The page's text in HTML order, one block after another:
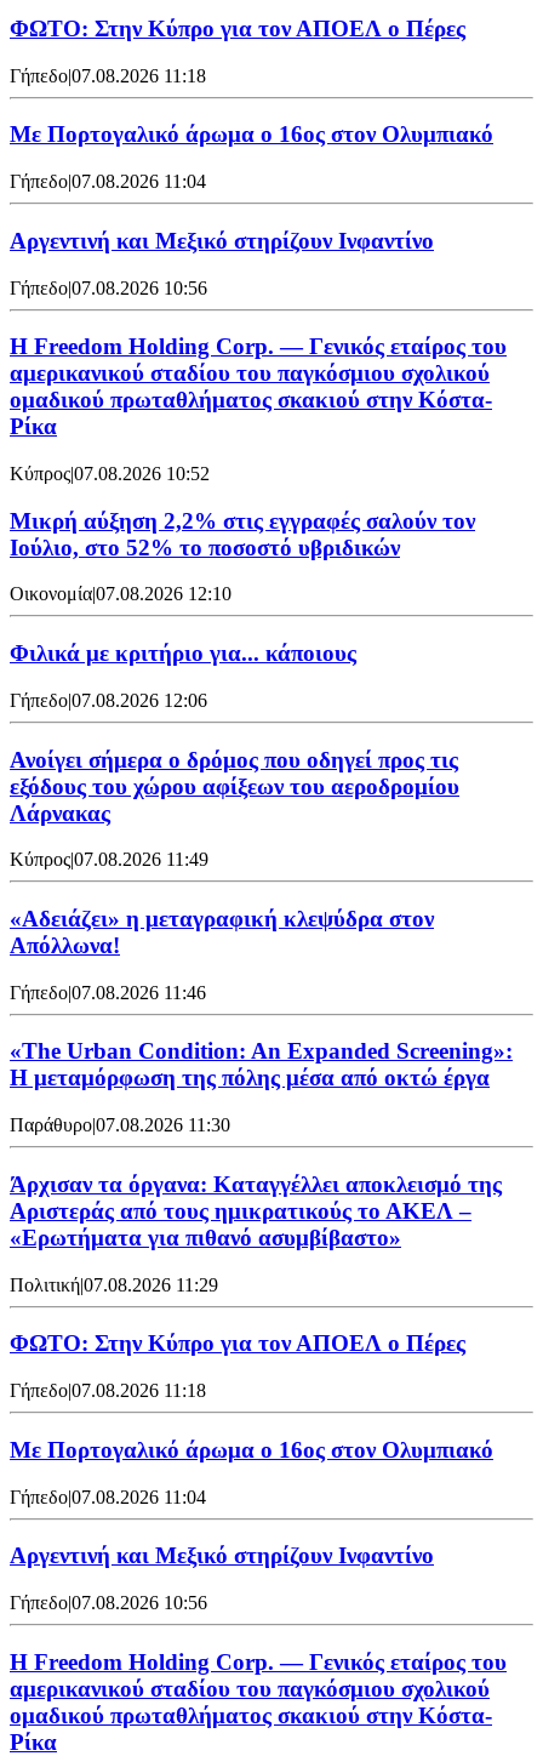
ΦΩΤΟ: Στην Κύπρο για τον ΑΠΟΕΛ ο Πέρες
Γήπεδο|07.08.2026 11:18
Με Πορτογαλικό άρωμα ο 16ος στον Ολυμπιακό
Γήπεδο|07.08.2026 11:04
Αργεντινή και Μεξικό στηρίζουν Ινφαντίνο
Γήπεδο|07.08.2026 10:56
Η Freedom Holding Corp. — Γενικός εταίρος του
αμερικανικού σταδίου του παγκόσμιου σχολικού
ομαδικού πρωταθλήματος σκακιού στην Κόστα-
Ρίκα
Κύπρος|07.08.2026 10:52
Μικρή αύξηση 2,2% στις εγγραφές σαλούν τον
Ιούλιο, στο 52% το ποσοστό υβριδικών
Οικονομία|07.08.2026 12:10
Φιλικά με κριτήριο για... κάποιους
Γήπεδο|07.08.2026 12:06
Ανοίγει σήμερα ο δρόμος που οδηγεί προς τις
εξόδους του χώρου αφίξεων του αεροδρομίου
Λάρνακας
Κύπρος|07.08.2026 11:49
«Αδειάζει» η μεταγραφική κλεψύδρα στον
Απόλλωνα!
Γήπεδο|07.08.2026 11:46
«The Urban Condition: An Expanded Screening»:
Η μεταμόρφωση της πόλης μέσα από οκτώ έργα
Παράθυρο|07.08.2026 11:30
Άρχισαν τα όργανα: Καταγγέλλει αποκλεισμό της
Αριστεράς από τους ημικρατικούς το ΑΚΕΛ –
«Ερωτήματα για πιθανό ασυμβίβαστο»
Πολιτική|07.08.2026 11:29
ΦΩΤΟ: Στην Κύπρο για τον ΑΠΟΕΛ ο Πέρες
Γήπεδο|07.08.2026 11:18
Με Πορτογαλικό άρωμα ο 16ος στον Ολυμπιακό
Γήπεδο|07.08.2026 11:04
Αργεντινή και Μεξικό στηρίζουν Ινφαντίνο
Γήπεδο|07.08.2026 10:56
Η Freedom Holding Corp. — Γενικός εταίρος του
αμερικανικού σταδίου του παγκόσμιου σχολικού
ομαδικού πρωταθλήματος σκακιού στην Κόστα-
Ρίκα